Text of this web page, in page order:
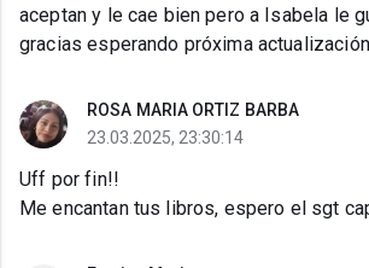
aceptan y le cae bien pero a Isabela le
gracias esperando próxima actualización
ROSA MARIA ORTIZ BARBA
23.03.2025, 23:30:14
Uff por fin!!
Me encantan tus libros, espero el sgt